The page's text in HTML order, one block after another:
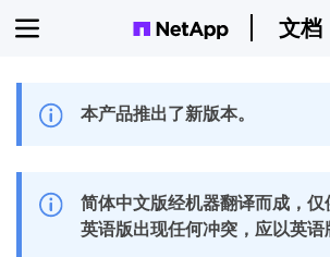
文档
本产品推出了新版本。
简体中文版经机器翻译而成，
英语版出现任何冲突，应以英语